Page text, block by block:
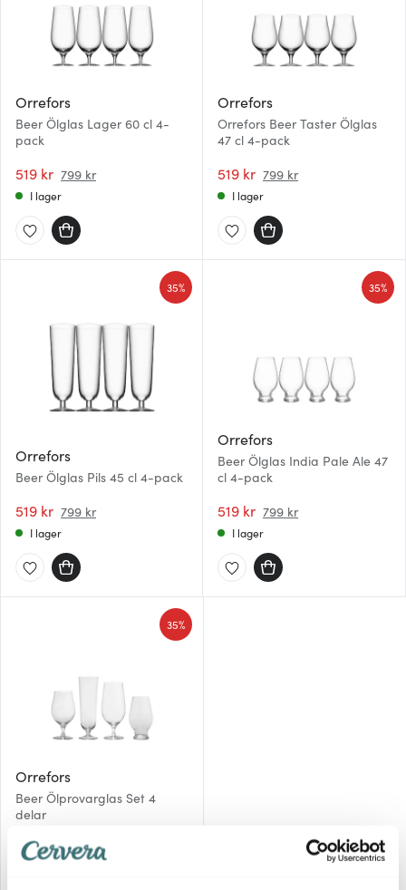
Orrefors
Beer Ölglas Lager 60 cl 4-
pack
519 kr 799 kr
I lager
Orrefors
Orrefors Beer Taster Ölglas
47 cl 4-pack
519 kr 799 kr
I lager
Orrefors
Beer Ölglas Pils 45 cl 4-pack
519 kr 799 kr
35%
I lager
Orrefors
Beer Ölglas India Pale Ale 47
cl 4-pack
519 kr 799 kr
35%
I lager
Orrefors
Beer Ölprovarglas Set 4
delar
584 kr 899 kr
35%